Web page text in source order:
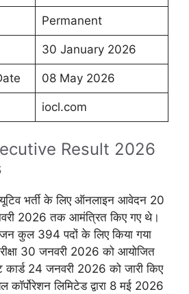
Permanent
30 January 2026
08 May 2026
iocl.com
Result 2026
भर्ती के लिए ऑनलाइन आवेदन 20
2026 तक आमंत्रित किए गए थे।
कुल 394 पदों के लिए किया गया
30 जनवरी 2026 को आयोजित
कार्ड 24 जनवरी 2026 को जारी किए
लिमिटेड द्वारा 8 मई 2026